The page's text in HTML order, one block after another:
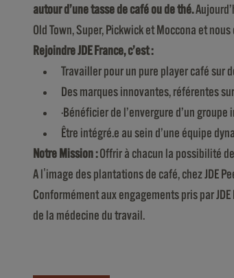
autour d’une tasse de café ou de thé.
Old Town, Super, Pickwick et Moccona et
Rejoindre JDE France, c’est :
Travailler pour un pure player café sur
Des marques innovantes, référentes
·Bénéficier de l’envergure d’un
Être intégré.e au sein d’une équipe
Notre Mission :Offrir à chacun la possibilité
A l'image des plantations de café, chez JDE
Conformément aux engagements pris par
de la médecine du travail.